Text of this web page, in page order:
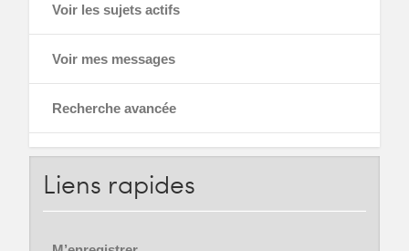
Voir les sujets actifs
Voir mes messages
Recherche avancée
Liens rapides